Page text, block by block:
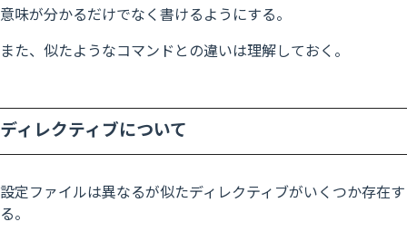
意味が分かるだけでなく書けるようにする。
また、似たようなコマンドとの違いは理解しておく。
ディレクティブについて
設定ファイルは異なるが似たディレクティブがいくつか存在す
る。